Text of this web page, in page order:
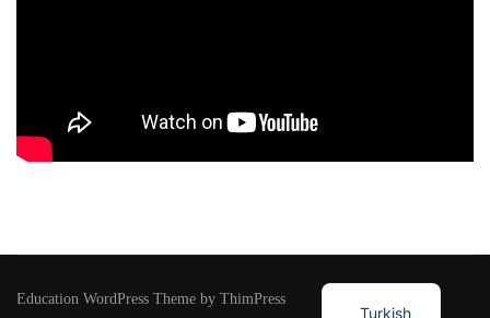
Education WordPress Theme by ThimPress
Turkish